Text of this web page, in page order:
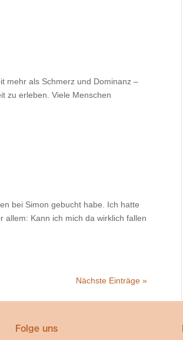
mehr als Schmerz und Dominanz –
zu erleben. Viele Menschen
bei Simon gebucht habe. Ich hatte
allem: Kann ich mich da wirklich fallen
Nächste Einträge »
Folge uns